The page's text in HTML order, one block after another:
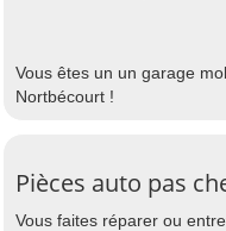
Vous êtes un un garage
Nortbécourt !
Pièces auto pas
Vous faites réparer ou